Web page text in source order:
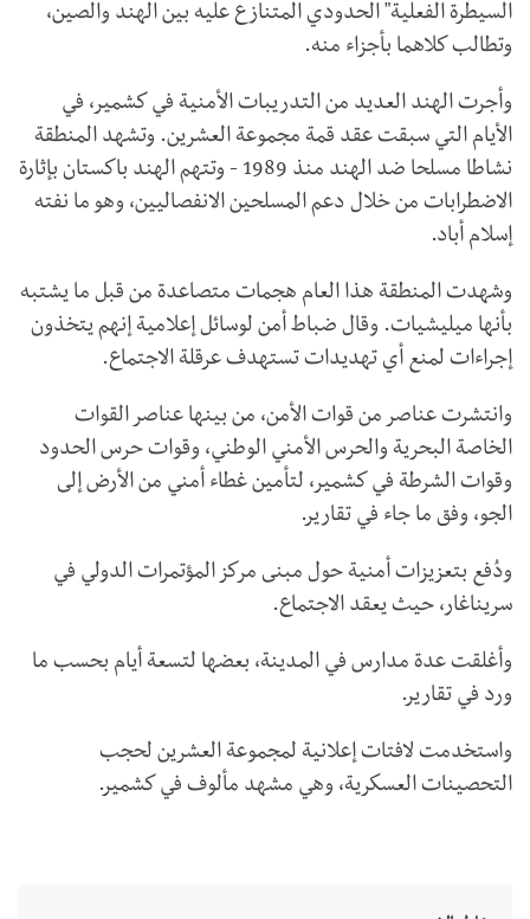
السيطرة الفعلية" الحدودي المتنازع عليه بين الهند والصين،
وتطالب كلاهما بأجزاء منه.
وأجرت الهند العديد من التدريبات الأمنية في كشمير، في
الأيام التي سبقت عقد قمة مجموعة العشرين. وتشهد المنطقة
نشاطا مسلحا ضد الهند منذ 1989 - وتتهم الهند باكستان بإثارة
الاضطرابات من خلال دعم المسلحين الانفصاليين، وهو ما نفته
إسلام أباد.
وشهدت المنطقة هذا العام هجمات متصاعدة من قبل ما يشتبه
بأنها ميليشيات. وقال ضباط أمن لوسائل إعلامية إنهم يتخذون
إجراءات لمنع أي تهديدات تستهدف عرقلة الاجتماع.
وانتشرت عناصر من قوات الأمن، من بينها عناصر القوات
الخاصة البحرية والحرس الأمني الوطني، وقوات حرس الحدود
وقوات الشرطة في كشمير، لتأمين غطاء أمني من الأرض إلى
الجو، وفق ما جاء في تقارير.
ودُفع بتعزيزات أمنية حول مبنى مركز المؤتمرات الدولي في
سريناغار، حيث يعقد الاجتماع.
وأغلقت عدة مدارس في المدينة، بعضها لتسعة أيام بحسب ما
ورد في تقارير.
واستخدمت لافتات إعلانية لمجموعة العشرين لحجب
التحصينات العسكرية، وهي مشهد مألوف في كشمير.